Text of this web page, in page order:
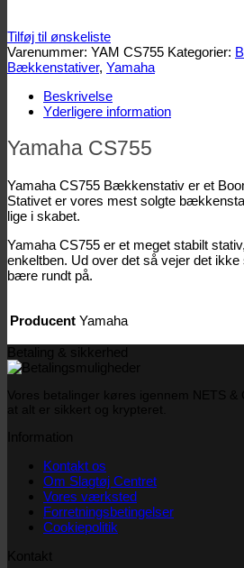
Tilføj til ønskeliste
Varenummer: YAM CS755 Kategorier:
Bækkenstativer, Yamaha
Beskrivelse
Yderligere information
Yamaha CS755
Yamaha CS755 Bækkenstativ er et
Stativet er vores mest solgte
lige i skabet.
Yamaha CS755 er et meget stabilt
enkeltben. Ud over det så vejer det
bære rundt på.
Producent Yamaha
Betaling & sikkerhed
Vores betalinger køres igennem NETS &
at alt er sikkert og krypteret.
Information
Kontakt os
Om Slagtøj Centret
Vores værksted
Forretningsbetingelser
Cookiepolitik
Kontakt